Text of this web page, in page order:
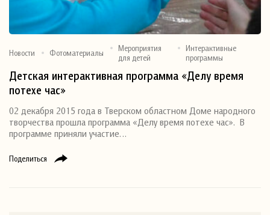
Поделиться
Новости Фотоматериалы
Мероприятия
для детей
Интерактивные
программы
Детская интерактивная программа «Делу время
потехе час»
02 декабря 2015 года в Тверском областном Доме народного
творчества прошла программа «Делу время потехе час». В
программе приняли участие…